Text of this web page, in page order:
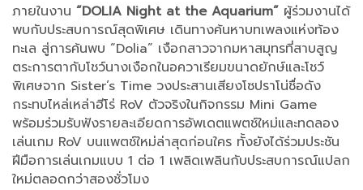
ภายในงาน “DOLIA Night at the Aquarium” ผู้ร่วมงานได้
พบกับประสบการณ์สุดพิเศษ เดินทางค้นหาบทเพลงแห่งท้อง
ทะเล สู่การค้นพบ “Dolia” เงือกสาวจากมหาสมุทรที่สาบสูญ
ตระการตากับโชว์นางเงือกในอควาเรียมขนาดยักษ์และโชว์
พิเศษจาก Sister’s Time วงประสานเสียงโซปราโน่ชื่อดัง
กระทบไหล่เหล่าฮีโร่ RoV ตัวจริงในกิจกรรม Mini Game
พร้อมร่วมรับฟังรายละเอียดการอัพเดตแพตช์ใหม่และทดลอง
เล่นเกม RoV บนแพตช์ใหม่ล่าสุดก่อนใคร ทั้งยังได้ร่วมประชัน
ฝีมือการเล่นเกมแบบ 1 ต่อ 1 เพลิดเพลินกับประสบการณ์แปลก
ใหม่ตลอดกว่าสองชั่วโมง